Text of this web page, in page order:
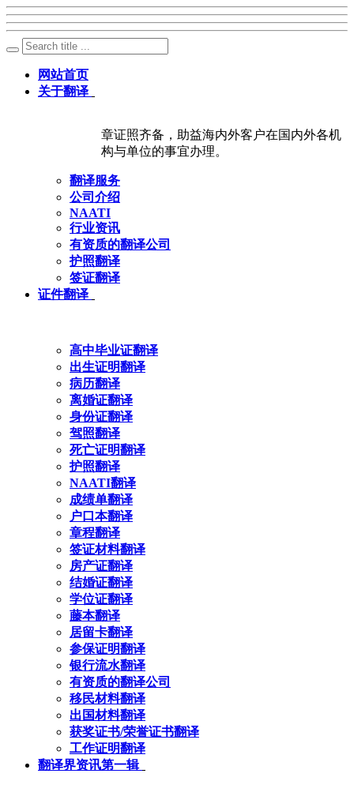
网站首页
关于翻译
章证照齐备，助益海内外客户在国内外各机
构与单位的事宜办理。
翻译服务
公司介绍
NAATI
行业资讯
有资质的翻译公司
护照翻译
签证翻译
证件翻译
高中毕业证翻译
出生证明翻译
病历翻译
离婚证翻译
身份证翻译
驾照翻译
死亡证明翻译
护照翻译
NAATI翻译
成绩单翻译
户口本翻译
章程翻译
签证材料翻译
房产证翻译
结婚证翻译
学位证翻译
藤本翻译
居留卡翻译
参保证明翻译
银行流水翻译
有资质的翻译公司
移民材料翻译
出国材料翻译
获奖证书/荣誉证书翻译
工作证明翻译
翻译界资讯第一辑